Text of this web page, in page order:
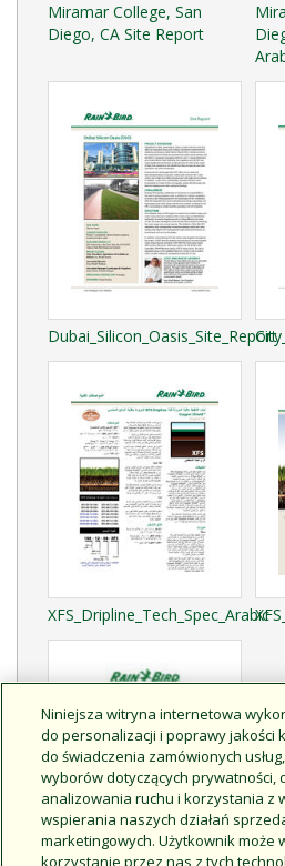
Miramar College, San
Diego, CA Site Report
Dubai_Silicon_Oasis_Site_Report
XFS_Dripline_Tech_Spec_Arabic
Niniejsza witryna internetowa
do personalizacji i poprawy jakości
do świadczenia zamówionych
wyborów dotyczących prywatności,
analizowania ruchu i korzystania z
wspierania naszych działań
marketingowych. Użytkownik może
korzystanie przez nas z tych